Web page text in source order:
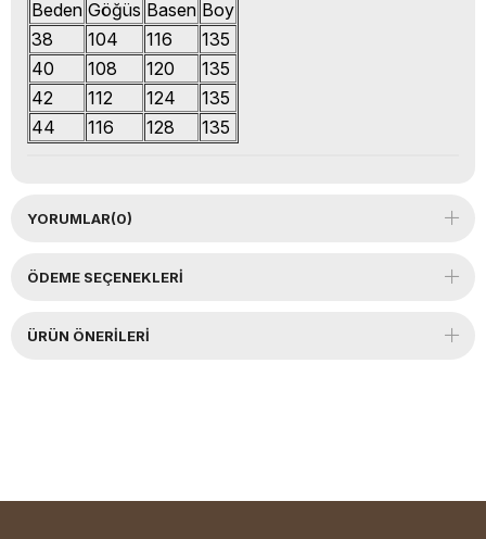
Beden Göğüs Basen Boy
38
104 116
135
40
108 120
135
42
112 124
135
44
116 128 135
YORUMLAR(0)
ÖDEME SEÇENEKLERI
ÜRÜN ÖNERILERI